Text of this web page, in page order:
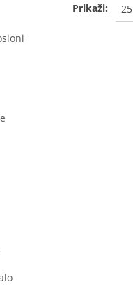
Prikaži: 25